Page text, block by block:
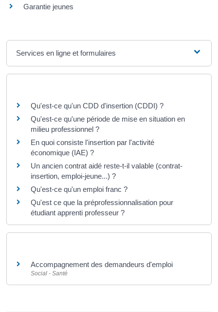
Garantie jeunes
Services en ligne et formulaires
Qu'est-ce qu'un CDD d'insertion (CDDI) ?
Qu'est-ce qu'une période de mise en situation en
milieu professionnel ?
En quoi consiste l'insertion par l'activité
économique (IAE) ?
Un ancien contrat aidé reste-t-il valable (contrat-
insertion, emploi-jeune...) ?
Qu'est-ce qu'un emploi franc ?
Qu'est ce que la préprofessionnalisation pour
étudiant apprenti professeur ?
Accompagnement des demandeurs d'emploi
Social - Santé